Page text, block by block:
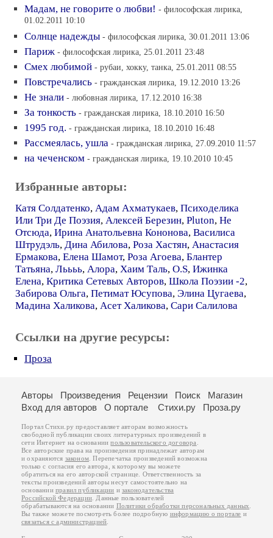
Мадам, не говорите о любви! - философская лирика,
01.02.2011 10:10
Солнце надежды - философская лирика, 30.01.2011 13:06
Париж - философская лирика, 25.01.2011 23:48
Смех любимой - рубаи, хокку, танка, 25.01.2011 08:55
Повстречались - гражданская лирика, 19.12.2010 13:26
Не знали - любовная лирика, 17.12.2010 16:38
За тонкость - гражданская лирика, 18.10.2010 16:50
1995 год. - гражданская лирика, 18.10.2010 16:48
Рассмеялась, ушла - гражданская лирика, 27.09.2010 11:57
на чеченском - гражданская лирика, 19.10.2010 10:45
Избранные авторы:
Катя Солдатенко, Адам Ахматукаев, Психоделика
Или Три Де Поэзия, Алексей Березин, Pluton, Не
Отсюда, Ирина Анатольевна Кононова, Василиса
Штрудэль, Дина Абилова, Роза Хастян, Анастасия
Ермакова, Елена Шамот, Роза Агоева, Блантер
Татьяна, Льььь, Алора, Хаим Таль, O.S, Ижинка
Елена, Критика Сетевых Авторов, Школа Поэзии -2,
Забирова Ольга, Петимат Юсупова, Элина Цугаева,
Мадина Халикова, Асет Халикова, Сари Салилова
Ссылки на другие ресурсы:
Проза
Авторы Произведения Рецензии Поиск
Магазин
Вход для авторов
О портале Стихи.ру Проза.ру
Портал Стихи.ру предоставляет авторам возможность
свободной публикации своих литературных произведений в
сети Интернет на основаниипользовательского договора
Все авторские права на произведения принадлежат авторам
и охраняются законом . Перепечатка произведений возможна
только с согласия его автора, к которому вы можете
обратиться на его авторской странице. Ответственность за
тексты произведений авторы несут самостоятельно на
основанииправил публикации изаконодательства
Российской Федерации . Данные пользователей
обрабатываются на основании Политики обработки персональных данных
Вы также можете посмотреть более подробную информацию о портале и
связаться с администрацией